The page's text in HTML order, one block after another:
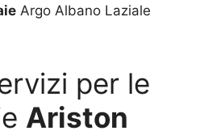
Argo Albano Laziale
per le
Ariston